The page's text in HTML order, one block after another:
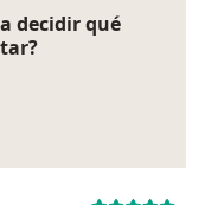
decidir qué